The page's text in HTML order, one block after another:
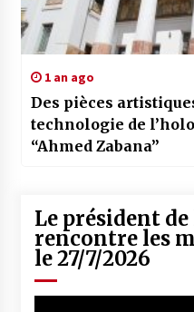
1 an ago
Des pièces
technologie de
“Ahmed Zabana”
Le président
rencontre les
le 27/7/2026